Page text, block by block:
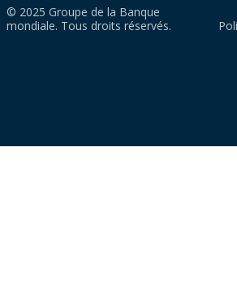
© 2025 Groupe de la Banque
mondiale. Tous droits réservés.